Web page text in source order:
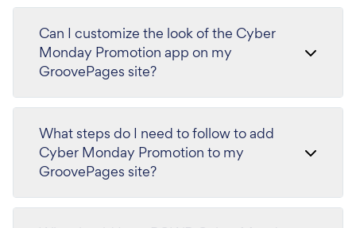
Can I customize the look of the Cyber
Monday Promotion app on my
GroovePages site?
What steps do I need to follow to add
Cyber Monday Promotion to my
GroovePages site?